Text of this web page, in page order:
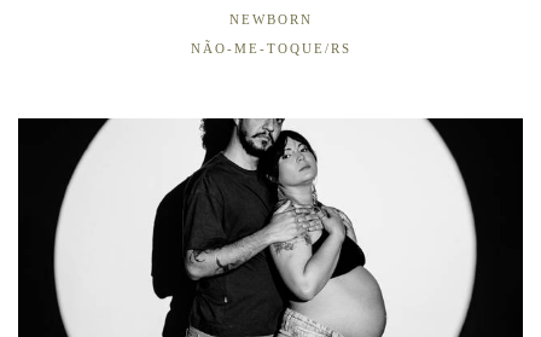
NEWBORN
NÃO-ME-TOQUE/RS